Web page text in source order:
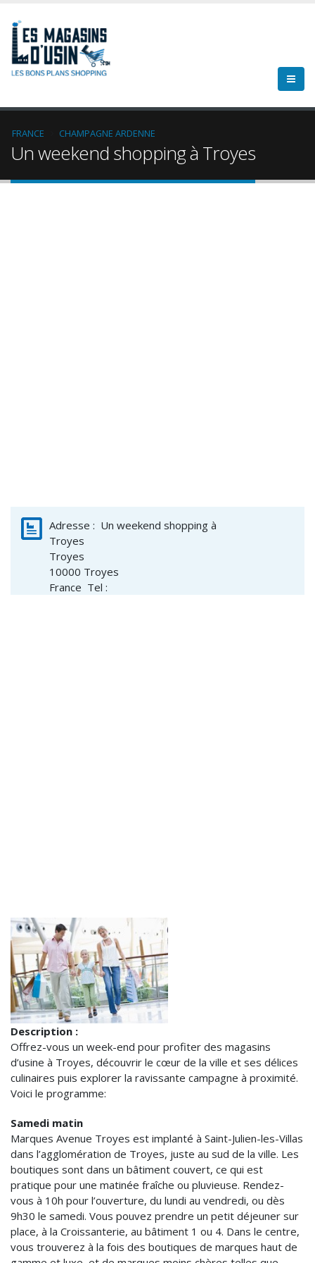
FRANCE CHAMPAGNE ARDENNE
Un weekend shopping à Troyes
Adresse : Un weekend shopping à
Troyes
Troyes
10000 Troyes
France Tel :
Description :
Offrez-vous un week-end pour profiter des magasins
d’usine à Troyes, découvrir le cœur de la ville et ses délices
culinaires puis explorer la ravissante campagne à proximité.
Voici le programme:
Samedi matin
Marques Avenue Troyes est implanté à Saint-Julien-les-Villas
dans l’agglomération de Troyes, juste au sud de la ville. Les
boutiques sont dans un bâtiment couvert, ce qui est
pratique pour une matinée fraîche ou pluvieuse. Rendez-
vous à 10h pour l’ouverture, du lundi au vendredi, ou dès
9h30 le samedi. Vous pouvez prendre un petit déjeuner sur
place, à la Croissanterie, au bâtiment 1 ou 4. Dans le centre,
vous trouverez à la fois des boutiques de marques haut de